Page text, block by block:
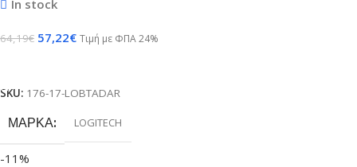
In stock
64,19€ 57,22€ Τιμή με ΦΠΑ 24%
SKU: 176-17-LOBTADAR
ΜΆΡΚΑ LOGITECH
-11%